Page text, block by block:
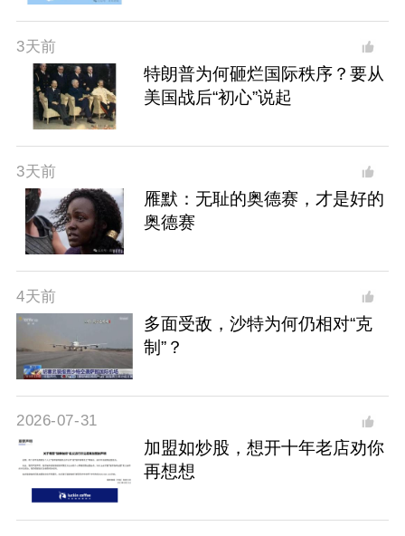
3天前
特朗普为何砸烂国际秩序？要从
美国战后“初心”说起
3天前
雁默：无耻的奥德赛，才是好的
奥德赛
4天前
多面受敌，沙特为何仍相对“克
制”？
2026-07-31
加盟如炒股，想开十年老店劝你
再想想